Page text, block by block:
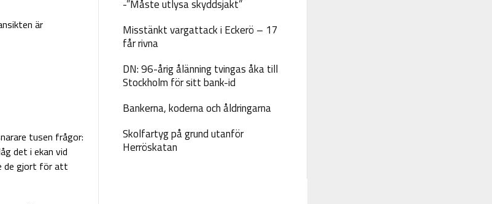
är
tusen frågor:
det i ekan vid
de gjort för att
-”Måste utlysa skyddsjakt”
Misstänkt vargattack i Eckerö – 17
får rivna
DN: 96-årig ålänning tvingas åka till
Stockholm för sitt bank-id
Bankerna, koderna och åldringarna
Skolfartyg på grund utanför
Herröskatan